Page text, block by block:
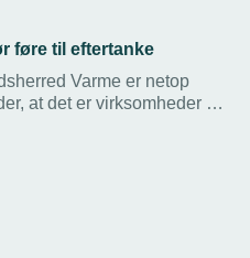
føre til eftertanke
Varme er netop
at det er virksomheder og